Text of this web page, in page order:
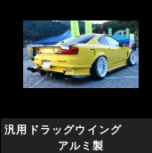
汎用ドラッグウイング
アルミ製